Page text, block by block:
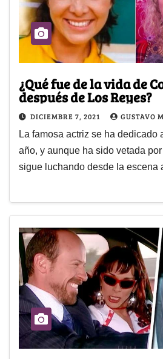
¿Qué fue de la vida de
después de Los Reyes?
DICIEMBRE 7, 2021 GUSTAVO
La famosa actriz se ha dedicado
año, y aunque ha sido vetada
sigue luchando desde la escena